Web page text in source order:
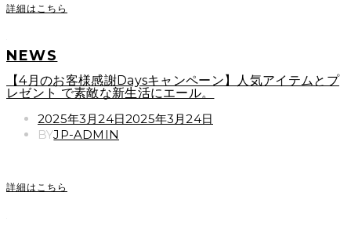
詳細はこちら
NEWS
【4月のお客様感謝Daysキャンペーン】人気アイテムとプ
レゼント で素敵な新生活にエール。
POSTED
ON
2025年3月24日2025年3月24日
BYJP-ADMIN
詳細はこちら